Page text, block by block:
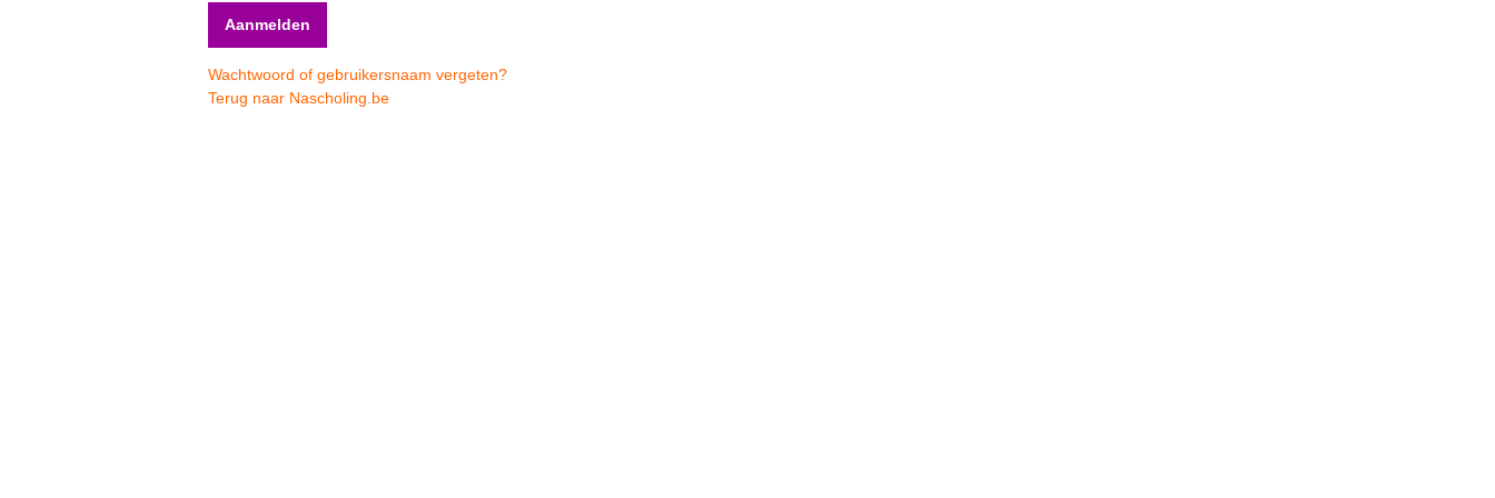
Wachtwoord of gebruikersnaam vergeten?
Terug naar Nascholing.be